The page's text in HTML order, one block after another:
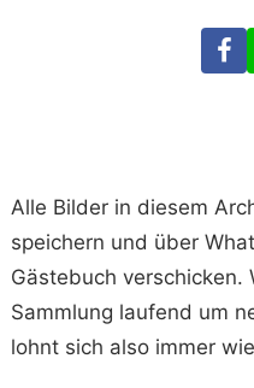
Alle Bilder in diesem
speichern und über
Gästebuch verschicken.
Sammlung laufend um
lohnt sich also immer